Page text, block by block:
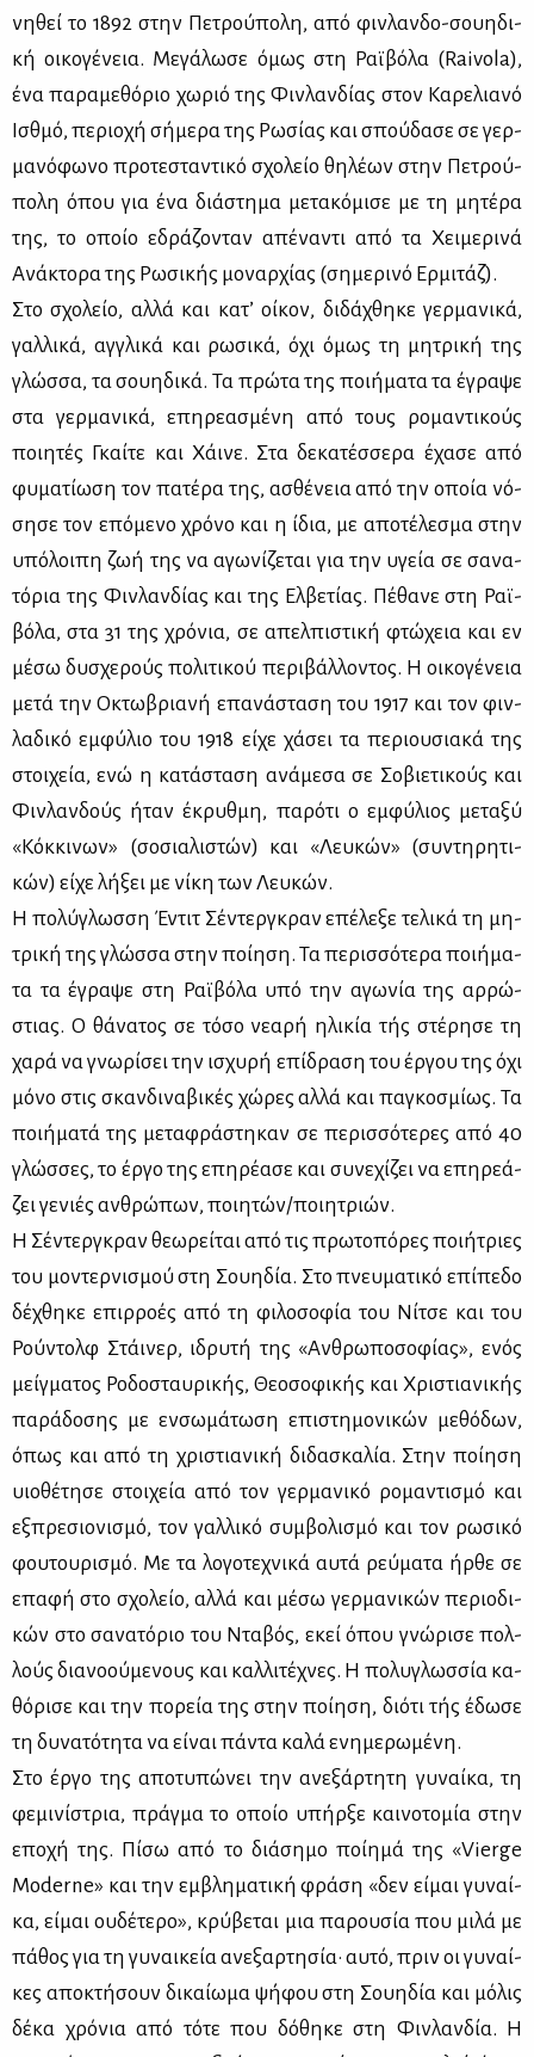
νη­θεί το 1892 στην Πε­τρού­πο­λη, από φιν­λαν­δο-σου­η­δι­
κή οι­κο­γέ­νεια. Με­γά­λω­σε όμως στη Ραϊ­βό­λα (Raivola),
ένα πα­ρα­με­θό­ριο χω­ριό της Φιν­λαν­δί­ας στον Κα­ρε­λια­νό
Ισθμό, πε­ριο­χή σή­με­ρα της Ρω­σί­ας και σπού­δα­σε σε γερ­
μα­νό­φω­νο προ­τε­στα­ντι­κό σχο­λείο θη­λέ­ων στην Πε­τρού­
πο­λη όπου για ένα διά­στη­μα με­τα­κό­μι­σε με τη μη­τέ­ρα
της, το οποίο εδρά­ζο­νταν απέ­να­ντι από τα Χει­με­ρι­νά
Ανά­κτο­ρα της Ρω­σι­κής μο­ναρ­χί­ας (ση­με­ρι­νό Ερ­μι­τάζ).
Στο σχο­λείο, αλ­λά και κα­τ’ οί­κον, δι­δά­χθη­κε γερ­μα­νι­κά,
γαλ­λι­κά, αγ­γλι­κά και ρω­σι­κά, όχι όμως τη μη­τρι­κή της
γλώσ­σα, τα σου­η­δι­κά. Τα πρώ­τα της ποι­ή­μα­τα τα έγρα­ψε
στα γερ­μα­νι­κά, επη­ρε­α­σμέ­νη από τους ρο­μα­ντι­κούς
ποι­η­τές Γκαί­τε και Χάι­νε. Στα δε­κα­τέσ­σε­ρα έχα­σε από
φυ­μα­τί­ω­ση τον πα­τέ­ρα της, ασθέ­νεια από την οποία νό­
ση­σε τον επό­με­νο χρό­νο και η ίδια, με απο­τέ­λε­σμα στην
υπό­λοι­πη ζωή της να αγω­νί­ζε­ται για την υγεία σε σα­να­
τό­ρια της Φιν­λαν­δί­ας και της Ελ­βε­τί­ας. Πέ­θα­νε στη Ραϊ­
βό­λα, στα 31 της χρό­νια, σε απελ­πι­στι­κή φτώ­χεια και εν
μέ­σω δυ­σχε­ρούς πο­λι­τι­κού πε­ρι­βάλ­λο­ντος. Η οι­κο­γέ­νεια
με­τά την Οκτω­βρια­νή επα­νά­στα­ση του 1917 και τον φιν­
λα­δι­κό εμ­φύ­λιο του 1918 εί­χε χά­σει τα πε­ριου­σια­κά της
στοι­χεία, ενώ η κα­τά­στα­ση ανά­με­σα σε Σο­βιε­τι­κούς και
Φιν­λαν­δούς ήταν έκρυθ­μη, πα­ρό­τι ο εμ­φύ­λιος με­τα­ξύ
«Κόκ­κι­νων» (σο­σια­λι­στών) και «Λευ­κών» (συ­ντη­ρη­τι­
κών) εί­χε λή­ξει με νί­κη των Λευ­κών.
Η πο­λύ­γλωσ­ση Έντιτ Σέ­ντερ­γκραν επέ­λε­ξε τε­λι­κά τη μη­
τρι­κή της γλώσ­σα στην ποί­η­ση. Τα πε­ρισ­σό­τε­ρα ποι­ή­μα­
τα τα έγρα­ψε στη Ραϊ­βό­λα υπό την αγω­νία της αρ­ρώ­
στιας. Ο θά­να­τος σε τό­σο νε­α­ρή ηλι­κία τής στέ­ρη­σε τη
χα­ρά να γνω­ρί­σει την ισχυ­ρή επί­δρα­ση του έρ­γου της όχι
μό­νο στις σκαν­δι­να­βι­κές χώ­ρες αλ­λά και πα­γκο­σμί­ως. Τα
ποι­ή­μα­τά της με­τα­φρά­στη­καν σε πε­ρισ­σό­τε­ρες από 40
γλώσ­σες, το έρ­γο της επη­ρέ­α­σε και συ­νε­χί­ζει να επη­ρε­ά­
ζει γε­νιές αν­θρώ­πων, ποι­η­τών/ποι­η­τριών.
Η Σέ­ντερ­γκραν θε­ω­ρεί­ται από τις πρω­το­πό­ρες ποι­ή­τριες
του μο­ντερ­νι­σμού στη Σου­η­δία. Στο πνευ­μα­τι­κό επί­πε­δο
δέ­χθη­κε επιρ­ρο­ές από τη φι­λο­σο­φία του Νί­τσε και του
Ρού­ντολφ Στάι­νερ, ιδρυ­τή της «Αν­θρω­πο­σο­φί­ας», ενός
μείγ­μα­τος Ρο­δο­σταυ­ρι­κής, Θε­ο­σο­φι­κής και Χρι­στια­νι­κής
πα­ρά­δο­σης με εν­σω­μά­τω­ση επι­στη­μο­νι­κών με­θό­δων,
όπως και από τη χρι­στια­νι­κή δι­δα­σκα­λία. Στην ποί­η­ση
υιο­θέ­τη­σε στοι­χεία από τον γερ­μα­νι­κό ρο­μα­ντι­σμό και
εξ­πρε­σιο­νι­σμό, τον γαλ­λι­κό συμ­βο­λι­σμό και τον ρω­σι­κό
φου­του­ρι­σμό. Με τα λο­γο­τε­χνι­κά αυ­τά ρεύ­μα­τα ήρ­θε σε
επα­φή στο σχο­λείο, αλ­λά και μέ­σω γερ­μα­νι­κών πε­ριο­δι­
κών στο σα­να­τό­ριο του Ντα­βός, εκεί όπου γνώ­ρι­σε πολ­
λούς δια­νο­ού­με­νους και καλ­λι­τέ­χνες. Η πο­λυ­γλωσ­σία κα­
θό­ρι­σε και την πο­ρεία της στην ποί­η­ση, διό­τι τής έδω­σε
τη δυ­να­τό­τη­τα να εί­ναι πά­ντα κα­λά ενη­με­ρω­μέ­νη.
Στο έρ­γο της απο­τυ­πώ­νει την ανε­ξάρ­τη­τη γυ­ναί­κα, τη
φε­μι­νί­στρια, πράγ­μα το οποίο υπήρ­ξε και­νο­το­μία στην
επο­χή της. Πί­σω από το διά­ση­μο ποί­η­μά της «Vierge
Moderne» και την εμ­βλη­μα­τι­κή φρά­ση «δεν εί­μαι γυ­ναί­
κα, εί­μαι ου­δέ­τε­ρο», κρύ­βε­ται μια πα­ρου­σία που μι­λά με
πά­θος για τη γυ­ναι­κεία ανε­ξαρ­τη­σία· αυ­τό, πριν οι γυ­ναί­
κες απο­κτή­σουν δι­καί­ω­μα ψή­φου στη Σου­η­δία και μό­λις
δέ­κα χρό­νια από τό­τε που δό­θη­κε στη Φιν­λαν­δία. Η